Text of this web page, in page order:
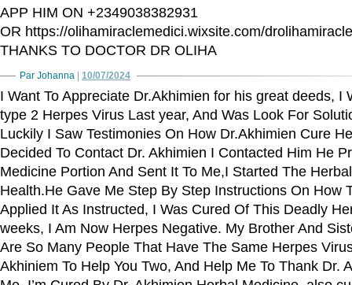
APP HIM ON +2349038382931
OR https://olihamiraclemedici.wixsite.com/
THANKS TO DOCTOR DR OLIHA
Par Johanna 10/07/2024
I Want To Appreciate Dr.Akhimien for his great deeds, I
type 2 Herpes Virus Last year, And Was Look For
Luckily I Saw Testimonies On How Dr.Akhimien Cure
Decided To Contact Dr. Akhimien I Contacted Him He
Medicine Portion And Sent It To Me,I Started The
Health.He Gave Me Step By Step Instructions On How
Applied It As Instructed, I Was Cured Of This Deadly
weeks, I Am Now Herpes Negative. My Brother And
Are So Many People That Have The Same Herpes
Akhiniem To Help You Two, And Help Me To Thank Dr.